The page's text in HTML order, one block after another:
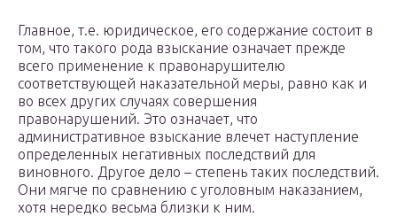
Главное, т.е. юридическое, его содержание состоит в
том, что такого рода взыскание означает прежде
всего применение к правонарушителю
соответствующей наказательной меры, равно как и
во всех других случаях совершения
правонарушений. Это означает, что
административное взыскание влечет наступление
определенных негативных последствий для
виновного. Другое дело – степень таких последствий.
Они мягче по сравнению с уголовным наказанием,
хотя нередко весьма близки к ним.